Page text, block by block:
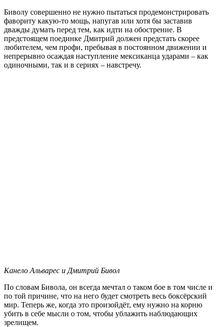
Биволу совершенно не нужно пытаться продемонстрировать
фавориту какую-то мощь, напугав или хотя бы заставив
дважды думать перед тем, как идти на обострение. В
предстоящем поединке Дмитрий должен предстать скорее
любителем, чем профи, пребывая в постоянном движении и
непрерывно осаждая наступление мексиканца ударами – как
одиночными, так и в сериях – навстречу.
Канело Альварес и Дмитрий Бивол
По словам Бивола, он всегда мечтал о таком бое в том числе и
по той причине, что на него будет смотреть весь боксёрский
мир. Теперь же, когда это произойдёт, ему нужно на корню
убить в себе мысли о том, чтобы ублажить наблюдающих
зрелищем.